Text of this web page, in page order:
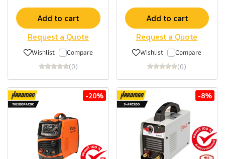
Add to cart
Request a Quote
Wishlist Compare
(0)
Add to cart
Request a Quote
Wishlist Compare
(0)
-20% -8%